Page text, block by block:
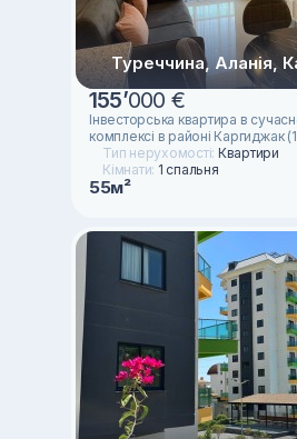
Туреччина, Аланія,
155’000 €
Інвесторська квартира в
комплексі в районі Каргиджак
Тип нерухомості: Квартири
Кімнати: 1 спальня
55м²